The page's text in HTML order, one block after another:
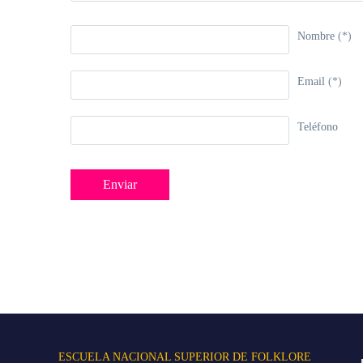
Nombre (*)
Email (*)
Teléfono
ESCUELA NACIONAL SUPERIOR DE FOLKLORE